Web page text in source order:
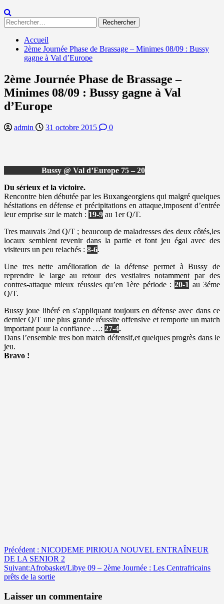
Rechercher :
Accueil
2ème Journée Phase de Brassage – Minimes 08/09 : Bussy
gagne à Val d’Europe
2ème Journée Phase de Brassage –
Minimes 08/09 : Bussy gagne à Val
d’Europe
admin 31 octobre 2015 0
Bussy @ Val d’Europe 75 – 20
Du sérieux et la victoire.
Rencontre bien débutée par les Buxangeorgiens qui malgré quelques
hésitations en défense et précipitations en attaque,imposent d’entrée
leur emprise sur le match : 19-9 au 1er Q/T.
Tres mauvais 2nd Q/T ; beaucoup de maladresses des deux côtés,les
locaux semblent revenir dans la partie et font jeu égal avec des
visiteurs un peu relachés : 8-6.
Une tres nette amélioration de la défense permet à Bussy de
reprendre le large au retour des vestiaires notamment par des
contres-attaque mieux réussies qu’en 1ère période :20-1 au 3éme
Q/T.
Bussy joue libéré en s’appliquant toujours en défense avec dans ce
dernier Q/T une plus grande réussite offensive et remporte un match
important pour la confiance …: 27-4.
Dans l’ensemble tres bon match défensif,et quelques progrès dans le
jeu.
Bravo !
Navigation
d’article
Précédent : NICODEME PIRIOUA NOUVEL ENTRAÎNEUR
DE LA SENIOR 2
Suivant:Afrobasket/Libye 09 – 2ème Journée : Les Centrafricains
prêts de la sortie
Laisser un commentaire